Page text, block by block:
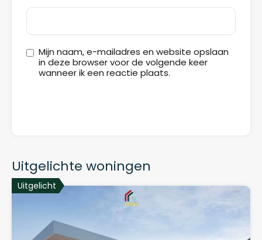
Mijn naam, e-mailadres en website opslaan
in deze browser voor de volgende keer
wanneer ik een reactie plaats.
Uitgelichte woningen
Uitgelicht